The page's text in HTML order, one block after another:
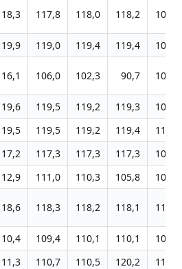
117,8 118,0 118,2 109,7
119,0 119,4 119,4
109,2
106,0 102,3 90,7 102,6
119,5 119,2 119,3
109,4
119,5 119,2 119,4
114,5
117,3 117,3 117,3
106,9
111,0 110,3 105,8
102,7
118,3 118,2 118,1 111,9
109,4 110,1 110,1
109,1
110,7 110,5 120,2
116,9